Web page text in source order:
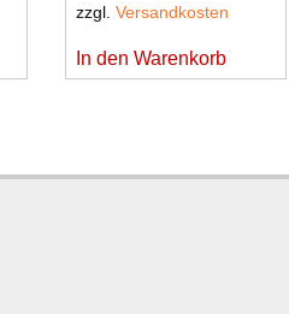
zzgl.Versandkosten
In den Warenkorb